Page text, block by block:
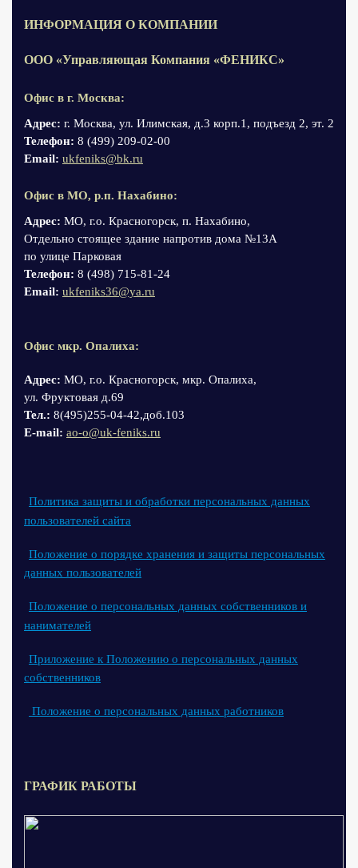
ИНФОРМАЦИЯ О КОМПАНИИ
ООО «Управляющая Компания «ФЕНИКС»
Офис в г. Москва:
Адрес: г. Москва, ул. Илимская, д.3 корп.1, подъезд 2, эт. 2
Телефон: 8 (499) 209-02-00
Email: ukfeniks@bk.ru
Офис в МО, р.п. Нахабино:
Адрес: МО, г.о. Красногорск, п. Нахабино,
Отдельно стоящее здание напротив дома №13А
по улице Парковая
Телефон: 8 (498) 715-81-24
Email: ukfeniks36@ya.ru
Офис мкр. Опалиха:
Адрес: МО, г.о. Красногорск, мкр. Опалиха,
ул. Фруктовая д.69
Тел.: 8(495)255-04-42,доб.103
Е-mail: ao-o@uk-feniks.ru
Политика защиты и обработки персональных данных
пользователей сайта
Положение о порядке хранения и защиты персональных
данных пользователей
Положение о персональных данных собственников и
нанимателей
Приложение к Положению о персональных данных
собственников
Положение о персональных данных работников
ГРАФИК РАБОТЫ